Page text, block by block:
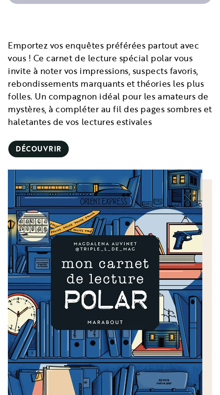
Emportez vos enquêtes préférées partout avec
vous ! Ce carnet de lecture spécial polar vous
invite à noter vos impressions, suspects favoris,
rebondissements marquants et théories les plus
folles. Un compagnon idéal pour les amateurs de
mystères, à compléter au fil des pages sombres et
haletantes de vos lectures estivales
DÉCOUVRIR